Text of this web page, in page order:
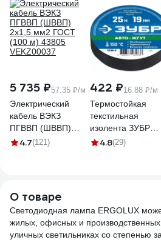
5 735 ₽57.35 ₽/м
Электрический
кабель ВЭКЗ
ПГВВП (ШВВП)
2x1,5 мм2 ГОСТ
4.7(121)
422 ₽16.88 ₽/м
Термостойкая
текстильная
изолента ЗУБР
Авто-Жгут 19 мм х
4.8(29)
О товаре
Светодиодная лампа ERGOLUX
жилых, офисных и
уличных светильниках со степенью